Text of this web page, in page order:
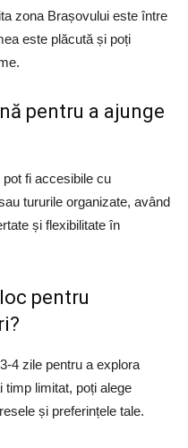
zona Brașovului este între
este plăcută și poți
pentru a ajunge
fi accesibile cu
tururile organizate, având
și flexibilitate în
pentru
4 zile pentru a explora
timp limitat, poți alege
și preferințele tale.